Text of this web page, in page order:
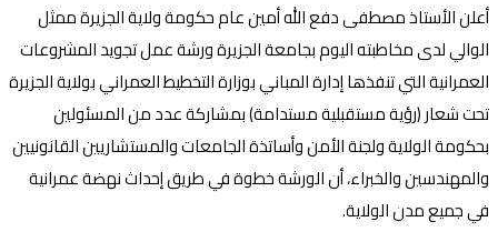
أعلن الأستاذ مصطفى دفع الله أمين عام حكومة ولاية الجزيرة ممثل
الوالي لدى مخاطبته اليوم بجامعة الجزيرة ورشة عمل تجويد المشروعات
العمرانية التي تنفذها إدارة المباني بوزارة التخطيط العمراني بولاية الجزيرة
تحت شعار (رؤية مستقبلية مستدامة) بمشاركة عدد من المسئولين
بحكومة الولاية ولجنة الأمن وأساتذة الجامعات والمستشاريين القانونيين
والمهندسين والخبراء، أن الورشة خطوة في طريق إحداث نهضة عمرانية
في جميع مدن الولاية.